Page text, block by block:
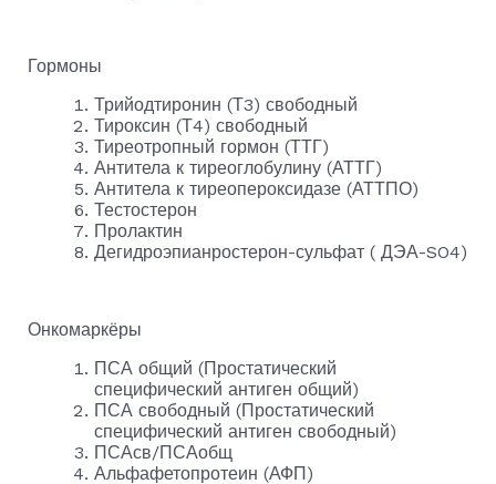
Гормоны
Трийодтиронин (Т3) свободный
Тироксин (Т4) свободный
Тиреотропный гормон (ТТГ)
Антитела к тиреоглобулину (АТТГ)
Антитела к тиреопероксидазе (АТТПО)
Тестостерон
Пролактин
Дегидроэпианростерон-сульфат ( ДЭА-SO4)
Онкомаркёры
ПСА общий (Простатический
специфический антиген общий)
ПСА свободный (Простатический
специфический антиген свободный)
ПСАсв/ПСАобщ
Альфафетопротеин (АФП)